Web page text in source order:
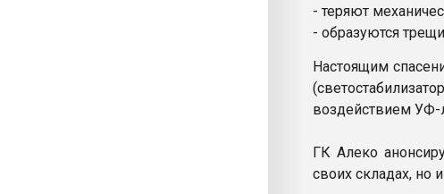
- теряют
- образуются
Настоящим
воздействием УФ-
ГК Алеко
своих складах,